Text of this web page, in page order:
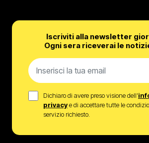
Iscriviti alla newsletter
Ogni sera riceverai le
Dichiaro di avere preso visione dell’
privacye di accettare tutte le
servizio richiesto.